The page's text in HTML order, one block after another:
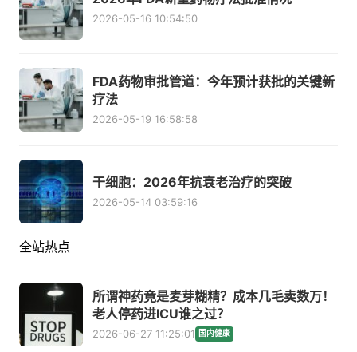
2026-05-16 10:54:50
FDA药物审批管道：今年预计获批的关键新
疗法
2026-05-19 16:58:58
干细胞：2026年抗衰老治疗的突破
2026-05-14 03:59:16
全站热点
所谓神药竟是麦芽糊精？成本几毛卖数万！
老人停药进ICU谁之过？
2026-06-27 11:25:01 国内健康